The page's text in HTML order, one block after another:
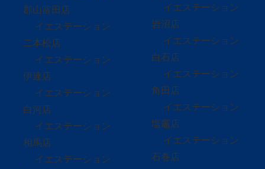
郡山富田店
イエステーション
二本松店
イエステーション
伊達店
イエステーション
白河店
イエステーション
相馬店
イエステーション
イエステーション
岩沼店
イエステーション
白石店
イエステーション
角田店
イエステーション
塩竈店
イエステーション
石巻店